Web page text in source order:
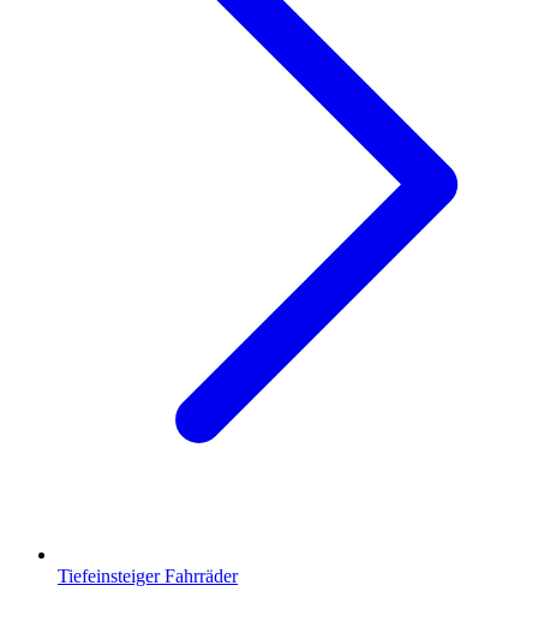
Tiefeinsteiger Fahrräder